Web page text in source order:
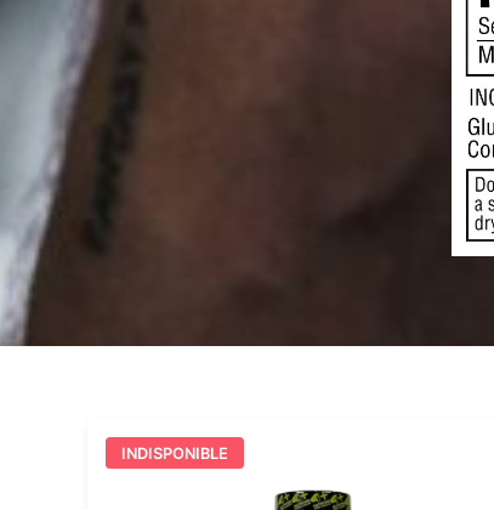
INDISPONIBLE